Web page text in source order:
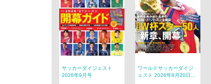
サッカーダイジェスト
2026年9月号
ワールドサッカーダイジ
ェスト 2026年8月20日...